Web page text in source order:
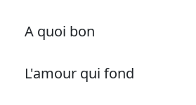
A quoi bon
L'amour qui fond